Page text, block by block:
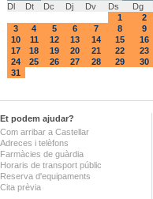
Dl
Dt Dc Dj Dv Ds
Dg
1
2
3
4 5 6 7 8
9
10
11 12 13 14 15
16
17
18 19 20 21 22
23
24
25 26 27 28 29
30
31
Et podem ajudar?
Com arribar a Castellar
Adreces i telèfons
Farmàcies de guàrdia
Horaris de transport públic
Reserva d'equipaments
Cita prèvia